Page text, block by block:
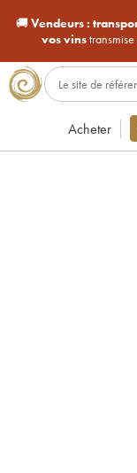
🚚Vendeurs :
vos vins
Acheter